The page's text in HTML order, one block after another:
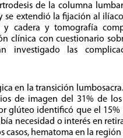
de la columna
se extendió la fijación al
cadera y tomografía
clínica con cuestionario
investigado las
en la transición
de imagen del 31% de los
glúteo identificó que el
necesidad o interés en
hematoma en la